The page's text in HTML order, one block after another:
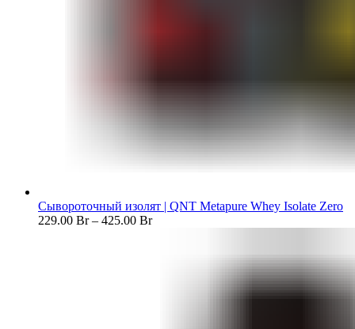
Сывороточный изолят | QNT Metapure Whey Isolate Zero
229.00 Br– 425.00 Br